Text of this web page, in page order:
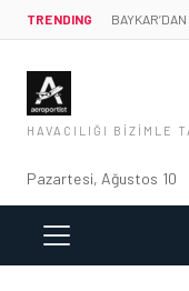
TRENDING
HAVACILIĞI BIZIMLE
Pazartesi, Ağustos 10